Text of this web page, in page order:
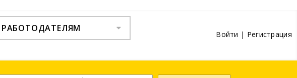
РАБОТОДАТЕЛЯМ
Войти | Регистрация